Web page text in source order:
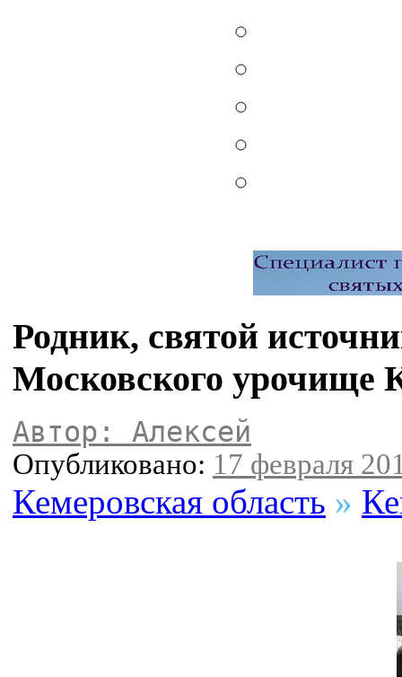
Родник, святой
Московского урочище
Автор: Алексей
Опубликовано: 17 февраля
Кемеровская область »